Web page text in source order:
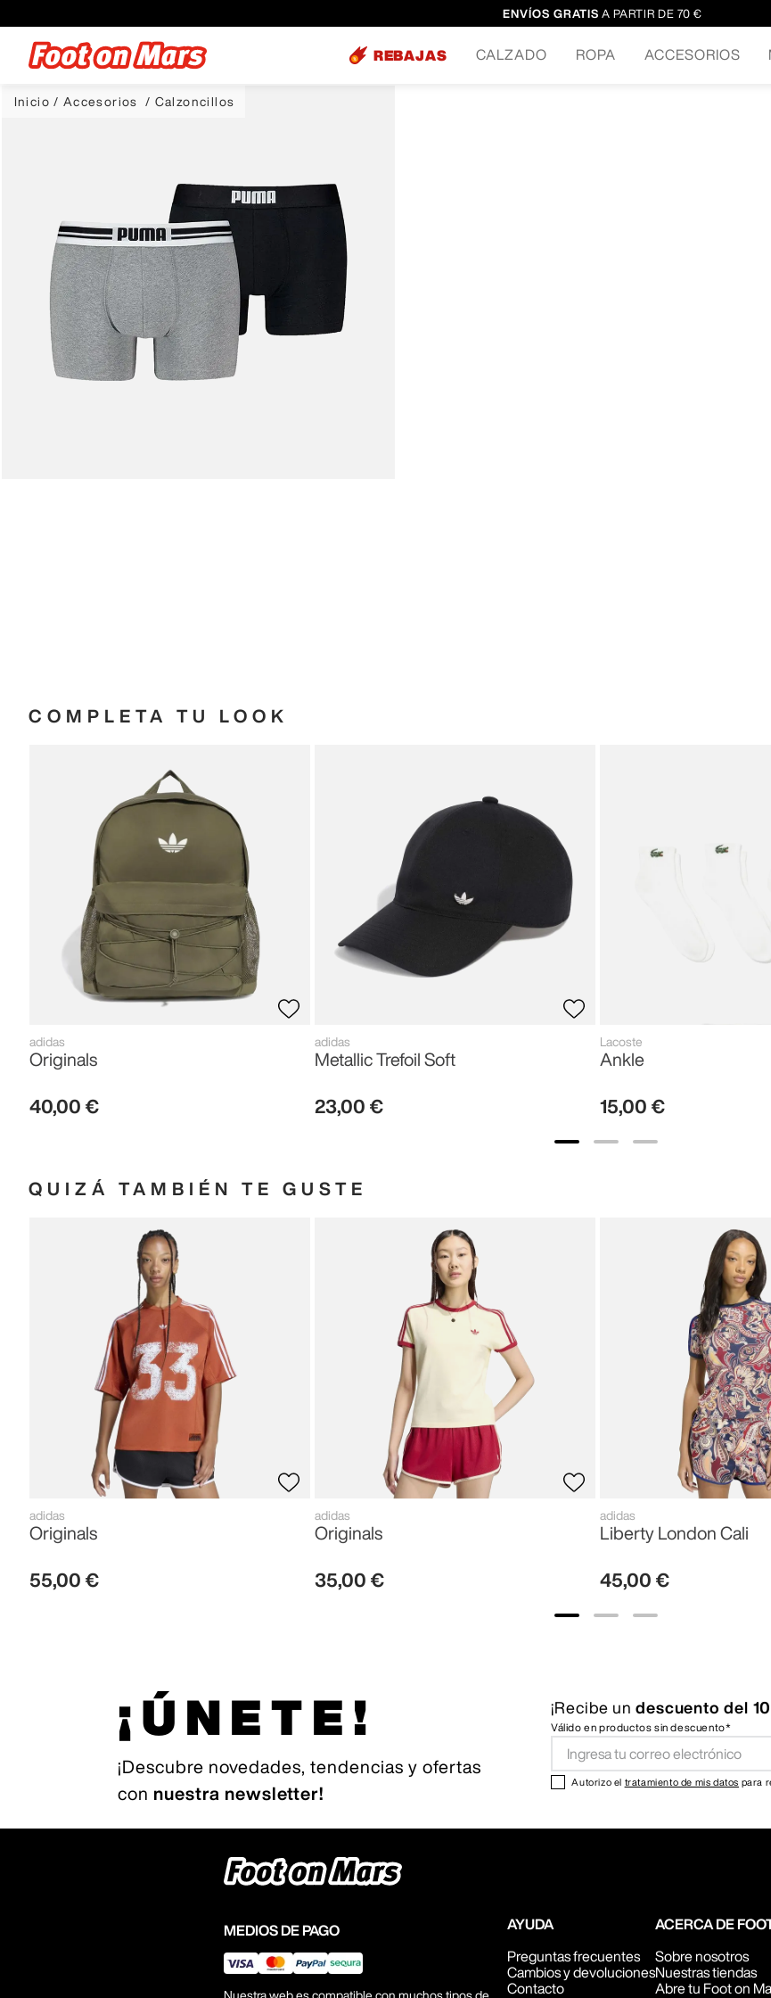
ENVÍOS GRATIS A PARTIR DE 70 €
REBAJAS CALZADO ROPA ACCESORIOS
Accesorios Calzoncillos
COMPLETA TU LOOK
adidas
Originals
40,00 €
adidas
Metallic Trefoil Soft
23,00 €
Lacoste
Ankle
15,00 €
QUIZÁ TAMBIÉN TE GUSTE
adidas
Originals
55,00 €
adidas
Originals
35,00 €
adidas
Liberty London Cali
45,00 €
¡ÚNETE!
¡Descubre novedades, tendencias y ofertas
con nuestra newsletter!
¡Recibe un descuento del
Válido en productos sin descuento*
Autorizo el tratamiento de mis datos para
MEDIOS DE PAGO
Nuestra web es compatible con muchos tipos de
AYUDA
Preguntas frecuentes
Cambios y devoluciones
Contacto
ACERCA DE
Sobre nosotros
Nuestras tiendas
Abre tu Foot on